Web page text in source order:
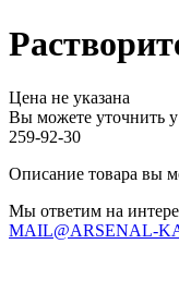
Цена не указана
Вы можете уточнить
259-92-30
Описание товара вы
Мы ответим на
MAIL@ARSENAL-